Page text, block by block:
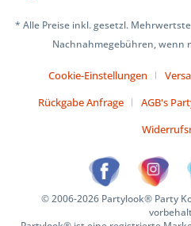
* Alle Preise inkl. gesetzl.
Nachnahmegebühren, wenn
Cookie-Einstellungen
Rückgabe Anfrage
AGB's
© 2006-2026 Partylook® Party